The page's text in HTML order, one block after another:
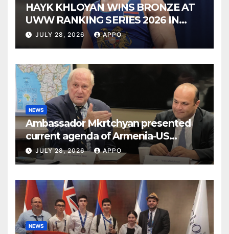
HAYK KHLOYAN WINS BRONZE AT
UWW RANKING SERIES 2026 IN
BUDAPEST
JULY 28, 2026 APPO
NEWS
Ambassador Mkrtchyan presented
current agenda of Armenia-US
relations at American Foreign Policy
Council
JULY 28, 2026 APPO
NEWS